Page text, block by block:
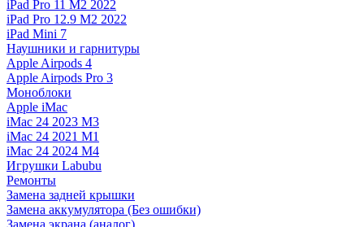
iPad Pro 11 M2 2022
iPad Pro 12.9 M2 2022
iPad Mini 7
Наушники и гарнитуры
Apple Airpods 4
Apple Airpods Pro 3
Моноблоки
Apple iMac
iMac 24 2023 M3
iMac 24 2021 M1
iMac 24 2024 M4
Игрушки Labubu
Ремонты
Замена задней крышки
Замена аккумулятора (Без ошибки)
Замена экрана (аналог)